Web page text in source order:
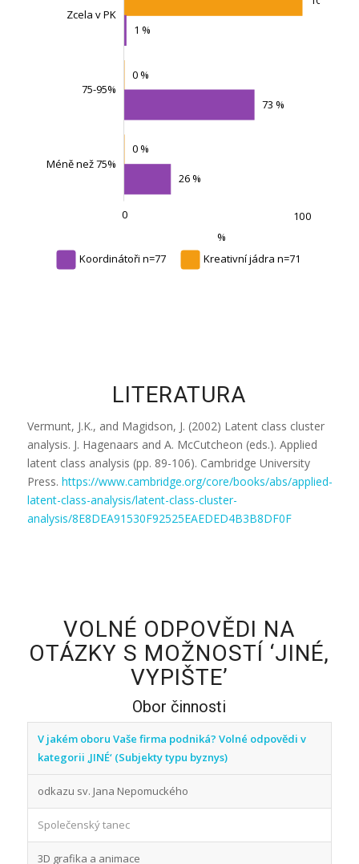
0 %
0 %
1 %
73 %
26 %
Méně než 75%
Zcela v PK
75-95%
Méně než 75%
-100
-50
0
300
200
150
100
%
Kreativní jádra n=71
Koordinátoři n=77
LITERATURA
Vermunt, J.K., and Magidson, J. (2002) Latent class cluster
analysis. J. Hagenaars and A. McCutcheon (eds.). Applied
latent class analysis (pp. 89-106). Cambridge University
Press. https://www.cambridge.org/core/books/abs/applied-
latent-class-analysis/latent-class-cluster-
analysis/8E8DEA91530F92525EAEDED4B3B8DF0F
VOLNÉ ODPOVĚDI NA
OTÁZKY S MOŽNOSTÍ ‘JINÉ,
VYPIŠTE’
Obor činnosti
V jakém oboru Vaše firma podniká? Volné odpovědi v
kategorii ‚JINÉ‘ (Subjekty typu byznys)
odkazu sv. Jana Nepomuckého
Společenský tanec
3D grafika a animace